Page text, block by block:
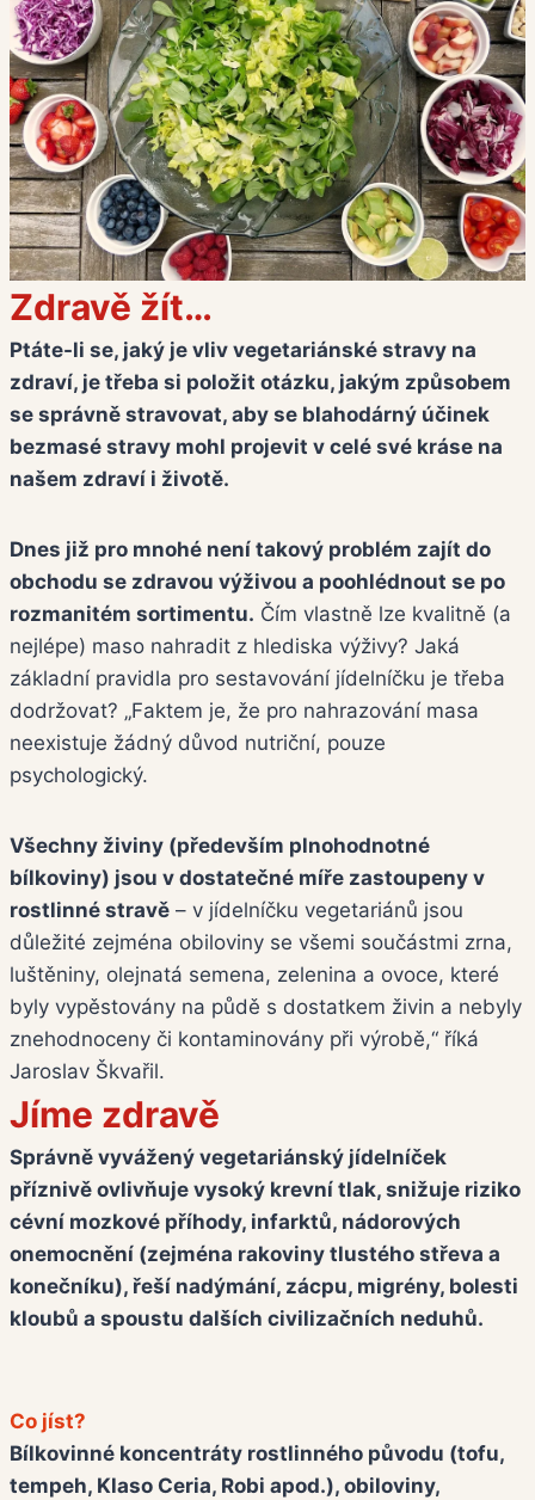
Zdravě žít…
Ptáte-li se, jaký je vliv vegetariánské stravy na
zdraví, je třeba si položit otázku, jakým způsobem
se správně stravovat, aby se blahodárný účinek
bezmasé stravy mohl projevit v celé své kráse na
našem zdraví i životě.
Dnes již pro mnohé není takový problém zajít do
obchodu se zdravou výživou a poohlédnout se po
rozmanitém sortimentu. Čím vlastně lze kvalitně (a
nejlépe) maso nahradit z hlediska výživy? Jaká
základní pravidla pro sestavování jídelníčku je třeba
dodržovat? „Faktem je, že pro nahrazování masa
neexistuje žádný důvod nutriční, pouze
psychologický.
Všechny živiny (především plnohodnotné
bílkoviny) jsou v dostatečné míře zastoupeny v
rostlinné stravě – v jídelníčku vegetariánů jsou
důležité zejména obiloviny se všemi součástmi zrna,
luštěniny, olejnatá semena, zelenina a ovoce, které
byly vypěstovány na půdě s dostatkem živin a nebyly
znehodnoceny či kontaminovány při výrobě,“ říká
Jaroslav Škvařil.
Jíme zdravě
Správně vyvážený vegetariánský jídelníček
příznivě ovlivňuje vysoký krevní tlak, snižuje riziko
cévní mozkové příhody, infarktů, nádorových
onemocnění (zejména rakoviny tlustého střeva a
konečníku), řeší nadýmání, zácpu, migrény, bolesti
kloubů a spoustu dalších civilizačních neduhů.
Co jíst?
Bílkovinné koncentráty rostlinného původu (tofu,
tempeh, Klaso Ceria, Robi apod.), obiloviny,